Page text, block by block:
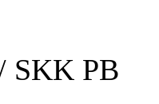
SKK PB